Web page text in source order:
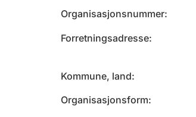
Organisasjonsnummer
Forretningsadresse
Kommune, land
Organisasjonsform